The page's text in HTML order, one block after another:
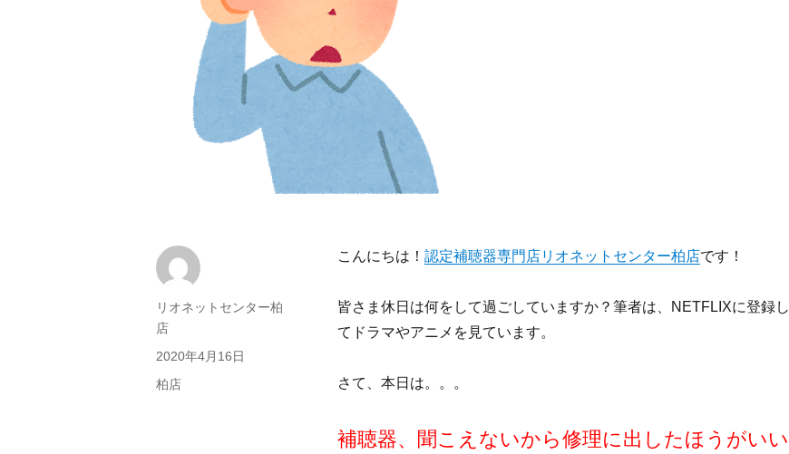
こんにちは！ 認定補聴器専門店リオネットセンター柏店です！
皆さま休日は何をして過ごしていますか？筆者は、NETFLIXに登録し
てドラマやアニメを見ています。
さて、本日は。。。
補聴器、聞こえないから修理に出したほうがいい
投
稿
者
リオネットセンター柏
店
投
稿
2020年4月16日
カ
柏店